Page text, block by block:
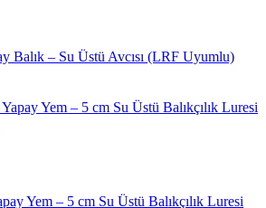
Balık – Su Üstü Avcısı (LRF Uyumlu)
Yem – 5 cm Su Üstü Balıkçılık Luresi